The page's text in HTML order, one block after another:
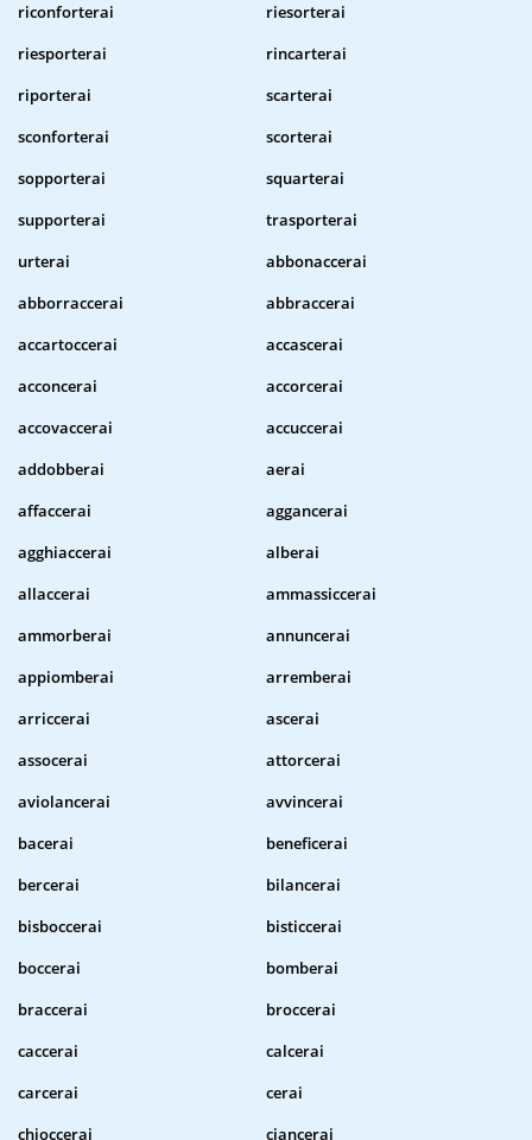
riconforterai
riesorterai
riesporterai
rincarterai
riporterai
scarterai
sconforterai
scorterai
sopporterai
squarterai
supporterai
trasporterai
urterai
abbonaccerai
abborraccerai
abbraccerai
accartoccerai
accascerai
acconcerai
accorcerai
accovaccerai
accuccerai
addobberai
aerai
affaccerai
aggancerai
agghiaccerai
alberai
allaccerai
ammassiccerai
ammorberai
annuncerai
appiomberai
arremberai
arriccerai
ascerai
assocerai
attorcerai
aviolancerai
avvincerai
bacerai
beneficerai
bercerai
bilancerai
bisboccerai
bisticcerai
boccerai
bomberai
braccerai
broccerai
caccerai
calcerai
carcerai
cerai
chioccerai
ciancerai